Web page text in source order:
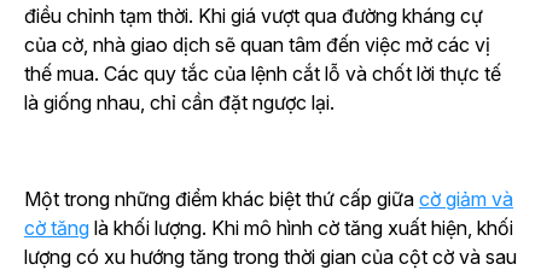
điều chỉnh tạm thời. Khi giá vượt qua đường kháng cự
của cờ, nhà giao dịch sẽ quan tâm đến việc mở các vị
thế mua. Các quy tắc của lệnh cắt lỗ và chốt lời thực tế
là giống nhau, chỉ cần đặt ngược lại.
Một trong những điểm khác biệt thứ cấp giữa cờ giảm và
cờ tăng là khối lượng. Khi mô hình cờ tăng xuất hiện, khối
lượng có xu hướng tăng trong thời gian của cột cờ và sau